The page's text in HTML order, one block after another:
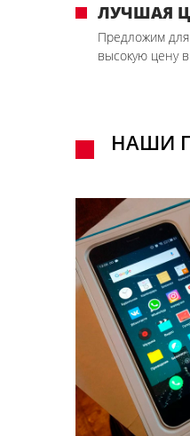
ЛУЧШАЯ
Предложим
высокую цену
НАШИ